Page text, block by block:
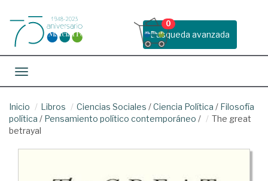
Busqueda avanzada
0
Toggle navigation
Inicio Libros Ciencias Sociales /Ciencia Política / Filosofía
política / Pensamiento político contemporáneo /
The great
betrayal